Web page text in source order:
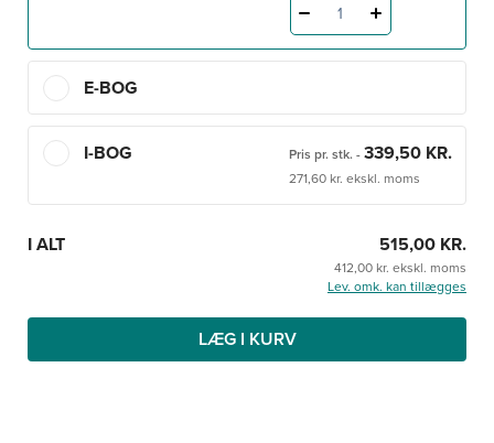
ansatte i sundhedsvæsenet kan også med fordel læse
bogen for at opnå indsigt i de forskellige specialer.
1
E-BOG
I-BOG Pris pr. stk. - 339,50 KR.
271,60 kr. ekskl. moms
I ALT 515,00 KR.
412,00 kr. ekskl. moms
Lev. omk. kan tillægges
LÆG I KURV